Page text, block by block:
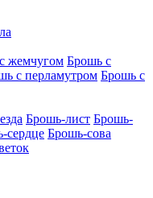
жемчугом Брошь с
с перламутром Брошь с
Брошь-лист Брошь-
сердце Брошь-сова